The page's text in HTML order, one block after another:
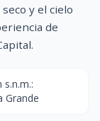
y el cielo
de
Grande